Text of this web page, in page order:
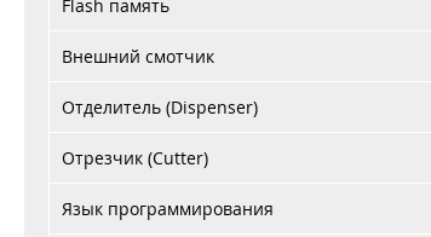
Flash память
Внешний смотчик
Отделитель (Dispenser)
Отрезчик (Cutter)
Язык программирования